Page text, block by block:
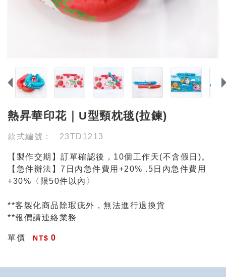
熱昇華印花｜U型頸枕毯(拉鍊)
款式編號： 23TD1213
【製作交期】訂單確認後，10個工作天(不含假日)。
【急件辦法】7日內急件費用+20% .5日內急件費用
+30%〈限50件以內〉
**客製化商品除瑕疵外，無法進行退換貨
**報價請連絡業務
單價 0